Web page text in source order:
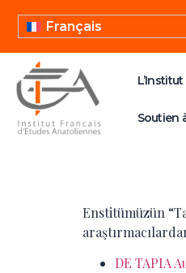
Français
L’Institut
Soutien
Enstitümüzün
DE TAPIA